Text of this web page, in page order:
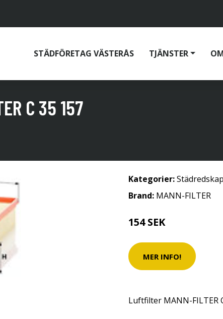
STÄDFÖRETAG VÄSTERÅS TJÄNSTER
C 35 157
Kategorier:Städredskap
Brand: MANN-FILTER
154 SEK
MER INFO!
Luftfilter MANN-FILTER